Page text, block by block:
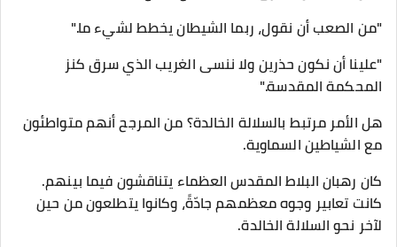
"من الصعب أن نقول، ربما الشيطان يخطط لشيء ما."
"علينا أن نكون حذرين ولا ننسى الغريب الذي سرق كنز
المحكمة المقدسة."
هل الأمر مرتبط بالسلالة الخالدة؟ من المرجح أنهم متواطئون
مع الشياطين السماوية.
كان رهبان البلاط المقدس العظماء يتناقشون فيما بينهم.
كانت تعابير وجوه معظمهم جادّةً، وكانوا يتطلعون من حين
لآخر نحو السلالة الخالدة.